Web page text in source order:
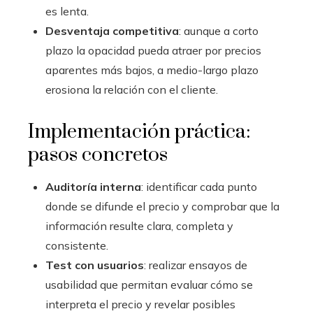
es lenta.
Desventaja competitiva: aunque a corto
plazo la opacidad pueda atraer por precios
aparentes más bajos, a medio-largo plazo
erosiona la relación con el cliente.
Implementación práctica:
pasos concretos
Auditoría interna: identificar cada punto
donde se difunde el precio y comprobar que la
información resulte clara, completa y
consistente.
Test con usuarios: realizar ensayos de
usabilidad que permitan evaluar cómo se
interpreta el precio y revelar posibles